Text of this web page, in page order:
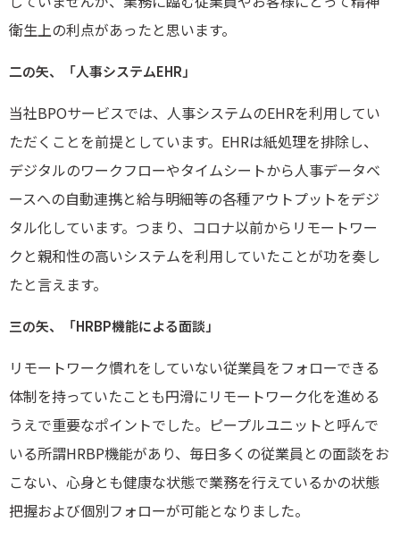
衛生上の利点があったと思います。
二の矢、「人事システムEHR」
当社BPOサービスでは、人事システムのEHRを利用してい
ただくことを前提としています。EHRは紙処理を排除し、
デジタルのワークフローやタイムシートから人事データベ
ースへの自動連携と給与明細等の各種アウトプットをデジ
タル化しています。つまり、コロナ以前からリモートワー
クと親和性の高いシステムを利用していたことが功を奏し
たと言えます。
三の矢、「HRBP機能による面談」
リモートワーク慣れをしていない従業員をフォローできる
体制を持っていたことも円滑にリモートワーク化を進める
うえで重要なポイントでした。ピープルユニットと呼んで
いる所謂HRBP機能があり、毎日多くの従業員との面談をお
こない、心身とも健康な状態で業務を行えているかの状態
把握および個別フォローが可能となりました。